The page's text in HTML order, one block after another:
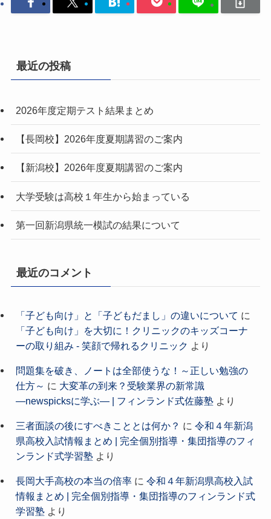
最近の投稿
2026年度定期テスト結果まとめ
【長岡校】2026年度夏期講習のご案内
【新潟校】2026年度夏期講習のご案内
大学受験は高校１年生から始まっている
第一回新潟県統一模試の結果について
最近のコメント
「子ども向け」と「子どもだまし」の違いについて に
「子ども向け」を大切に！クリニックのキッズコーナ
ーの取り組み - 笑顔で帰れるクリニック より
問題集を破き、ノートは全部使うな！～正しい勉強の
仕方～ に 大変革の到来？受験業界の新常識
―newspicksに学ぶ― | フィンランド式佐藤塾より
三者面談の後にすべきこととは何か？ に 令和４年新潟
県高校入試情報まとめ | 完全個別指導・集団指導のフィ
ンランド式学習塾より
長岡大手高校の本当の倍率に 令和４年新潟県高校入試
情報まとめ | 完全個別指導・集団指導のフィンランド式
学習塾より